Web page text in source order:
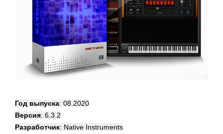
Год выпуска: 08.2020
Версия: 6.3.2
Разработчик: Native Instruments